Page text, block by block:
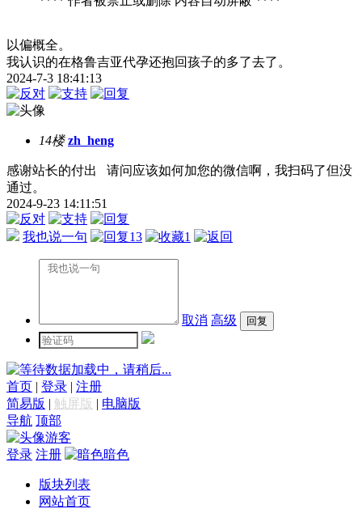
以偏概全。
我认识的在格鲁吉亚代孕还抱回孩子的多了去了。
2024-7-3 18:41:13
14楼 zh_heng
感谢站长的付出 请问应该如何加您的微信啊，我扫码了但没
通过。
2024-9-23 14:11:51
我也说一句 13 1
取消 高级
数据加载中，请稍后...
首页 | 登录 | 注册
简易版 | 触屏版 | 电脑版
导航 顶部
游客
登录 注册 暗色
版块列表
网站首页